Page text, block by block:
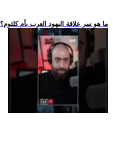
.. ما هو سر علاقة اليهود العرب بأم كلثوم؟